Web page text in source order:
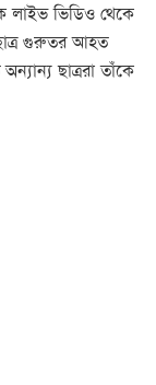
লাইভ ভিডিও থেকে
গুরুতর আহত
ছাত্ররা তাঁকে